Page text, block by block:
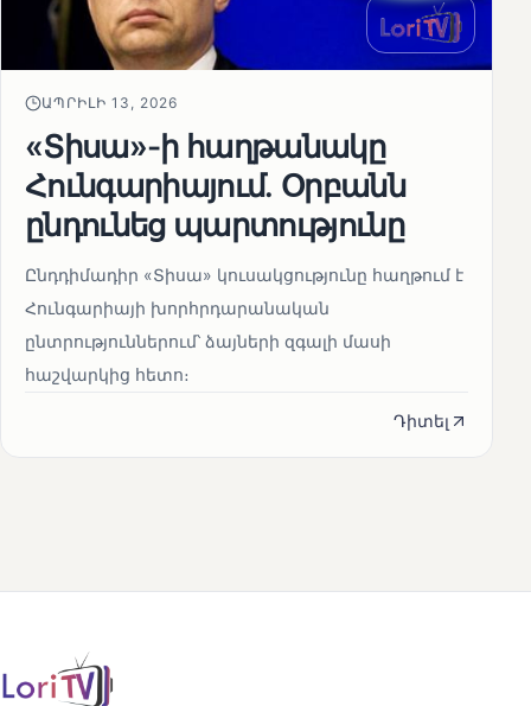
ԱՊՐԻԼԻ 13, 2026
«Տիսա»-ի հաղթանակը
Հունգարիայում․ Օրբանն
ընդունեց պարտությունը
Ընդդիմադիր «Տիսա» կուսակցությունը հաղթում է
Հունգարիայի խորհրդարանական
ընտրություններում՝ ձայների զգալի մասի
հաշվարկից հետո։
Դիտել